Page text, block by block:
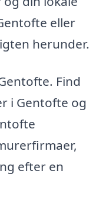
eller
herunder.
Find
i Gentofte og
efter en